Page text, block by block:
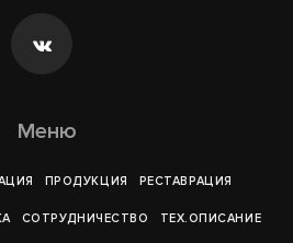
Меню
ПРОДУКЦИЯ РЕСТАВРАЦИЯ
СОТРУДНИЧЕСТВО ТЕХ.ОПИСАНИЕ